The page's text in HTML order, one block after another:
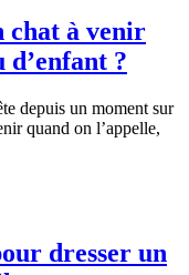
chat à venir
d’enfant ?
depuis un moment sur
quand on l’appelle,
dresser un